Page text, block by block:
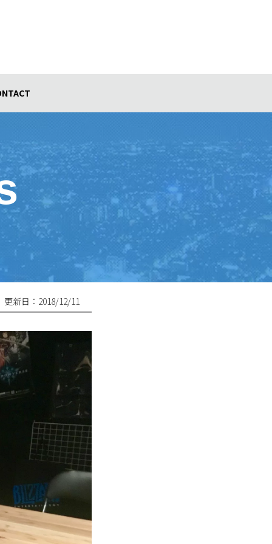
更新日：2018/12/11